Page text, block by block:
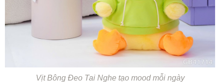
Vịt Bông Đeo Tai Nghe tạo mood mỗi ngày